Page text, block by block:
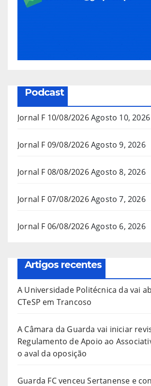
Podcast
Jornal F 10/08/2026Agosto 10, 2026
Jornal F 09/08/2026Agosto 9, 2026
Jornal F 08/08/2026Agosto 8, 2026
Jornal F 07/08/2026Agosto 7, 2026
Jornal F 06/08/2026Agosto 6, 2026
Artigos recentes
A Universidade Politécnica da vai
CTeSP em Trancoso
A Câmara da Guarda vai iniciar
Regulamento de Apoio ao
o aval da oposição
Guarda FC venceu Sertanense e